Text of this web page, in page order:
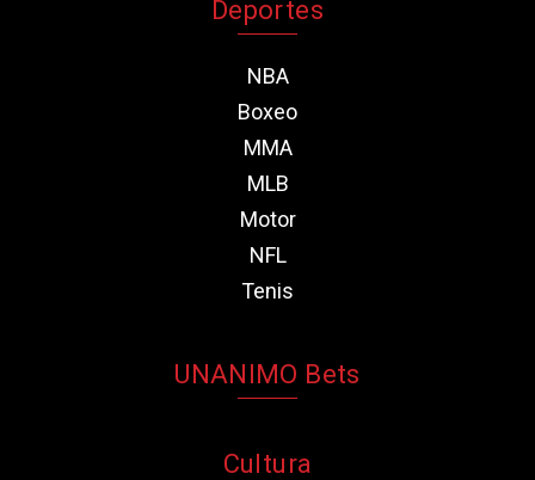
Deportes
NBA
Boxeo
MMA
MLB
Motor
NFL
Tenis
UNANIMO Bets
Cultura